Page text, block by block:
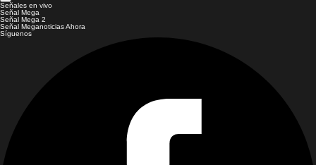
Señales en vivo
Señal Mega
Señal Mega 2
Señal Meganoticias Ahora
Síguenos